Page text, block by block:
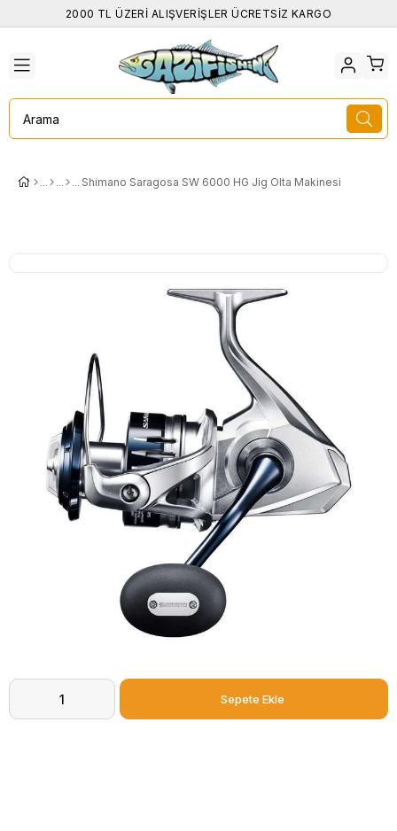
2000 TL ÜZERİ ALIŞVERİŞLER ÜCRETSİZ KARGO
Shimano Saragosa SW 6000 HG Jig Olta Makinesi